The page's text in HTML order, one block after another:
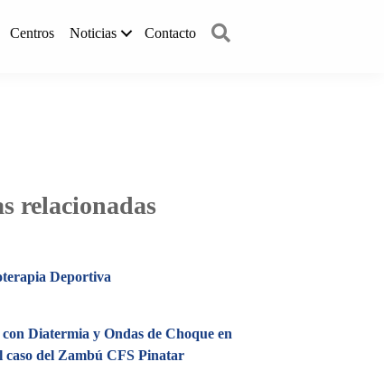
Centros Noticias Contacto
relacionadas
Deportiva
Diatermia y Ondas de Choque en
caso del Zambú CFS Pinatar